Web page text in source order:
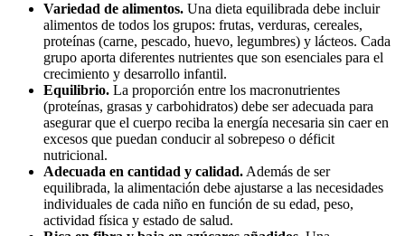
Variedad de alimentos. Una dieta equilibrada debe incluir
alimentos de todos los grupos: frutas, verduras, cereales,
proteínas (carne, pescado, huevo, legumbres) y lácteos. Cada
grupo aporta diferentes nutrientes que son esenciales para el
crecimiento y desarrollo infantil.
Equilibrio. La proporción entre los macronutrientes
(proteínas, grasas y carbohidratos) debe ser adecuada para
asegurar que el cuerpo reciba la energía necesaria sin caer en
excesos que puedan conducir al sobrepeso o déficit
nutricional.
Adecuada en cantidad y calidad.Además de ser
equilibrada, la alimentación debe ajustarse a las necesidades
individuales de cada niño en función de su edad, peso,
actividad física y estado de salud.